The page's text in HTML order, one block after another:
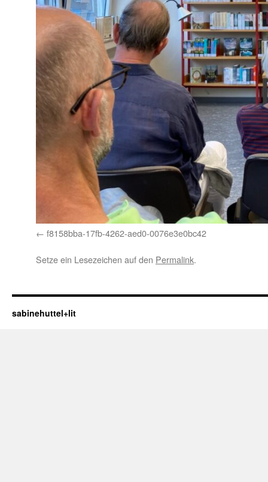
f8158bba-17fb-4262-aed0-0076e3e0bc42
Setze ein Lesezeichen auf den Permalink.
sabinehuttel+lit